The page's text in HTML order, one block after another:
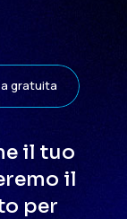
gratuita
il tuo
il
per